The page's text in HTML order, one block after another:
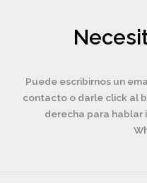
Puede escribirnos un
contacto o darle click al
derecha para